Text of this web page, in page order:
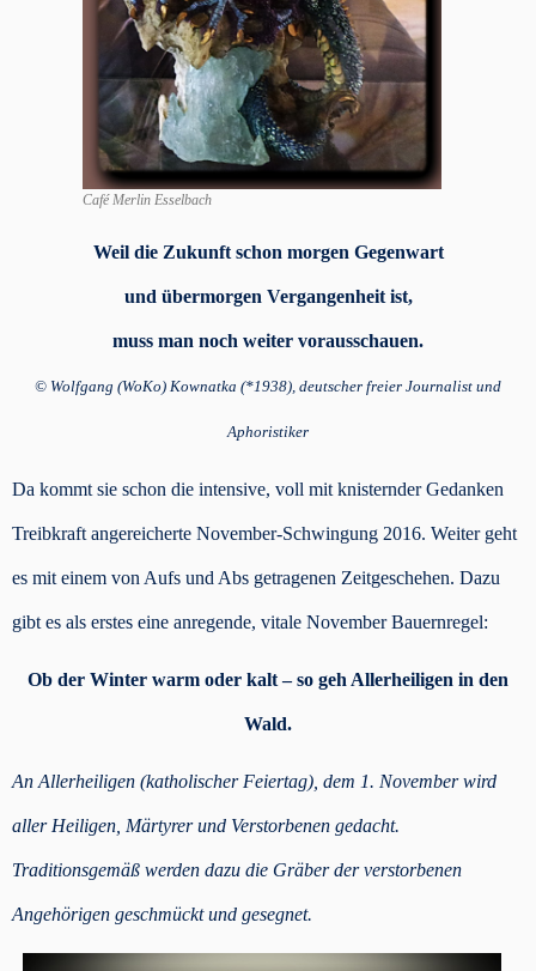
Café Merlin Esselbach
Weil die Zukunft schon morgen Gegenwart
und übermorgen Vergangenheit ist,
muss man noch weiter vorausschauen.
© Wolfgang (WoKo) Kownatka (*1938), deutscher freier Journalist und
Aphoristiker
Da kommt sie schon die intensive, voll mit knisternder Gedanken
Treibkraft angereicherte November-Schwingung 2016. Weiter geht
es mit einem von Aufs und Abs getragenen Zeitgeschehen. Dazu
gibt es als erstes eine anregende, vitale November Bauernregel:
Ob der Winter warm oder kalt – so geh Allerheiligen in den
Wald.
An Allerheiligen (katholischer Feiertag), dem 1. November wird
aller Heiligen, Märtyrer und Verstorbenen gedacht.
Traditionsgemäß werden dazu die Gräber der verstorbenen
Angehörigen geschmückt und gesegnet.